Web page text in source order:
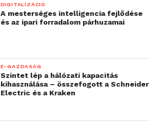
DIGITALIZÁCIÓ
A mesterséges intelligencia fejlődése
és az ipari forradalom párhuzamai
E-GAZDASÁG
Szintet lép a hálózati kapacitás
kihasználása – összefogott a Schneider
Electric és a Kraken